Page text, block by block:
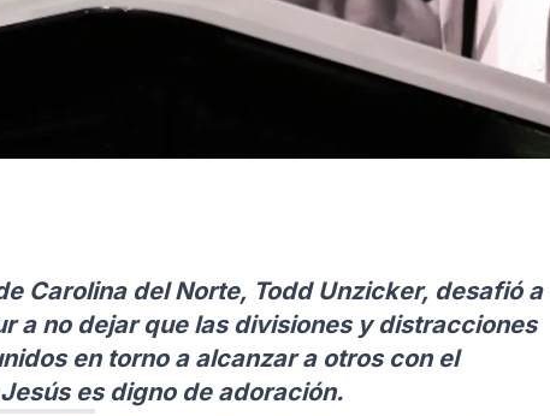
Carolina del Norte, Todd Unzicker, desafió a
a no dejar que las divisiones y distracciones
en torno a alcanzar a otros con el
es digno de adoración.